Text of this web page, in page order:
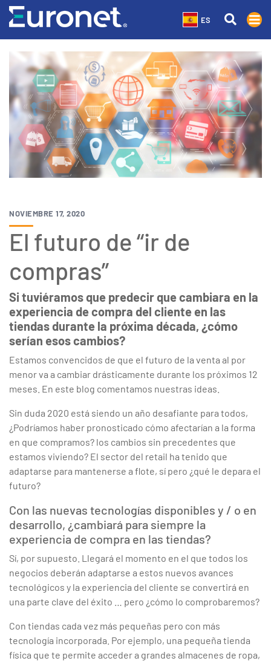
ES
NOVIEMBRE 17, 2020
El futuro de “ir de
compras”
Si tuviéramos que predecir que cambiara en la
experiencia de compra del cliente en las
tiendas durante la próxima década, ¿cómo
serían esos cambios?
Estamos convencidos de que el futuro de la venta al por
menor va a cambiar drásticamente durante los próximos 12
meses. En este blog comentamos nuestras ideas.
Sin duda 2020 está siendo un año desafiante para todos,
¿Podríamos haber pronosticado cómo afectarían a la forma
en que compramos? los cambios sin precedentes que
estamos viviendo? El sector del retail ha tenido que
adaptarse para mantenerse a flote, sí pero ¿qué le depara el
futuro?
Con las nuevas tecnologías disponibles y / o en
desarrollo, ¿cambiará para siempre la
experiencia de compra en las tiendas?
Sí, por supuesto. Llegará el momento en el que todos los
negocios deberán adaptarse a estos nuevos avances
tecnológicos y la experiencia del cliente se convertirá en
una parte clave del éxito … pero ¿cómo lo comprobaremos?
Con tiendas cada vez más pequeñas pero con más
tecnología incorporada. Por ejemplo, una pequeña tienda
física que te permite acceder a grandes almacenes de ropa,